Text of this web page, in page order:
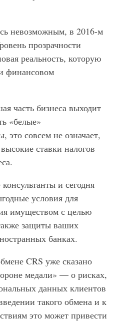
невозможным, в 2016-м
прозрачности
реальность, которую
финансовом
часть бизнеса выходит
«белые»
это совсем не означает,
ставки налогов
и сегодня
условия для
имуществом с целью
защиты ваших
банках.
CRS уже сказано
медали» — о рисках,
данных клиентов
такого обмена и к
это может привести